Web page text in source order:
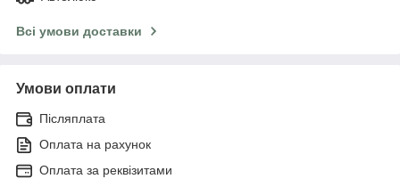
Всі умови доставки
Умови оплати
Післяплата
Оплата на рахунок
Оплата за реквізитами